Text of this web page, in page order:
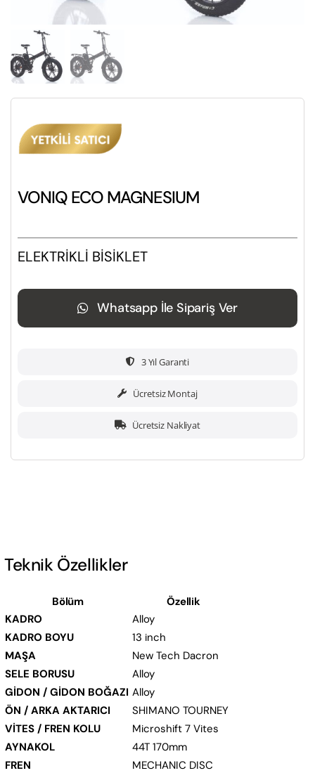
VONIQ ECO MAGNESIUM
ELEKTRİKLİ BİSİKLET
Whatsapp İle Sipariş Ver
3 Yıl Garanti
Ücretsiz Montaj
Ücretsiz Nakliyat
Teknik Özellikler
Bölüm
Özellik
KADRO
Alloy
KADRO BOYU
13 inch
MAŞA
New Tech Dacron
SELE BORUSU
Alloy
GİDON / GİDON BOĞAZI Alloy
ÖN / ARKA AKTARICI
SHIMANO TOURNEY
VİTES / FREN KOLU
Microshift 7 Vites
AYNAKOL
44T 170mm
FREN
MECHANIC DISC